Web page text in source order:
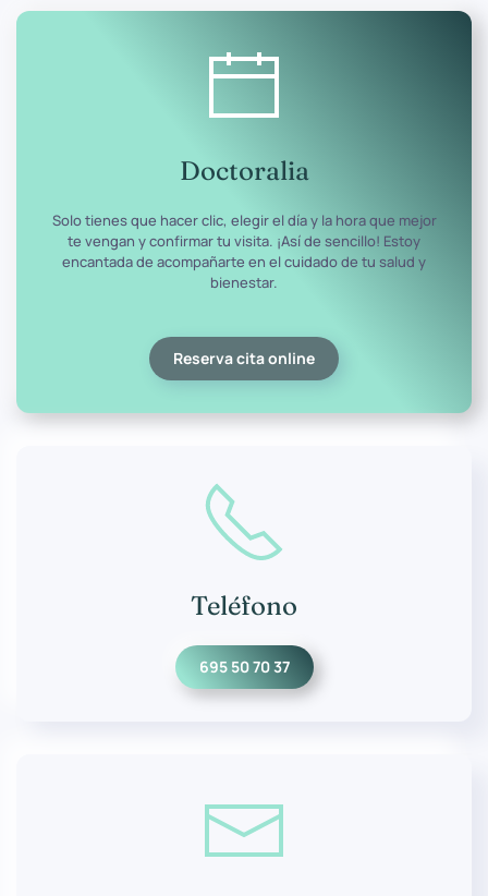
Doctoralia
Solo tienes que hacer clic, elegir el día y la hora que mejor
te vengan y confirmar tu visita. ¡Así de sencillo! Estoy
encantada de acompañarte en el cuidado de tu salud y
bienestar.
Reserva cita online
Teléfono
695 50 70 37